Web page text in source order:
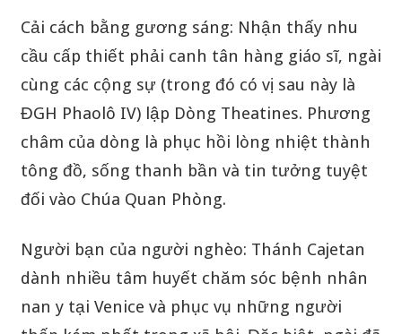
Cải cách bằng gương sáng: Nhận thấy nhu
cầu cấp thiết phải canh tân hàng giáo sĩ, ngài
cùng các cộng sự (trong đó có vị sau này là
ĐGH Phaolô IV) lập Dòng Theatines. Phương
châm của dòng là phục hồi lòng nhiệt thành
tông đồ, sống thanh bần và tin tưởng tuyệt
đối vào Chúa Quan Phòng.
Người bạn của người nghèo: Thánh Cajetan
dành nhiều tâm huyết chăm sóc bệnh nhân
nan y tại Venice và phục vụ những người